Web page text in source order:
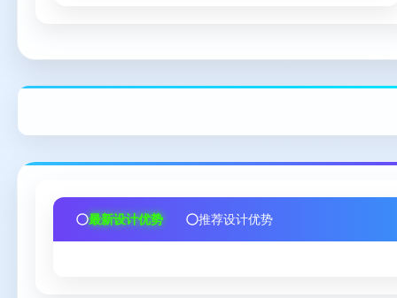
最新设计优势 推荐设计优势